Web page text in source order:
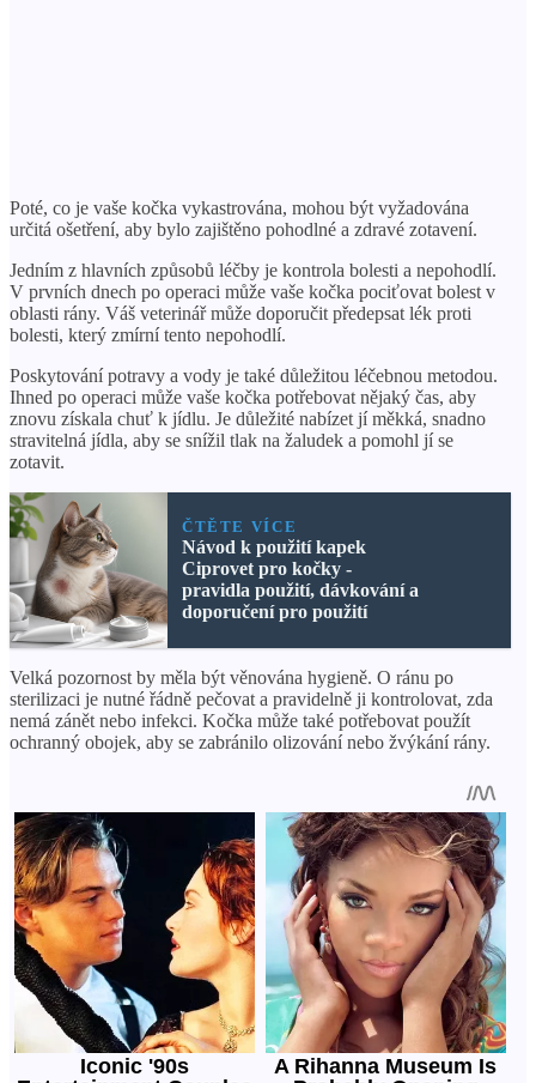
Poté, co je vaše kočka vykastrována, mohou být vyžadována
určitá ošetření, aby bylo zajištěno pohodlné a zdravé zotavení.
Jedním z hlavních způsobů léčby je kontrola bolesti a nepohodlí.
V prvních dnech po operaci může vaše kočka pociťovat bolest v
oblasti rány. Váš veterinář může doporučit předepsat lék proti
bolesti, který zmírní tento nepohodlí.
Poskytování potravy a vody je také důležitou léčebnou metodou.
Ihned po operaci může vaše kočka potřebovat nějaký čas, aby
znovu získala chuť k jídlu. Je důležité nabízet jí měkká, snadno
stravitelná jídla, aby se snížil tlak na žaludek a pomohl jí se
zotavit.
ČTĚTE VÍCE
Návod k použití kapek
Ciprovet pro kočky -
pravidla použití, dávkování a
doporučení pro použití
Velká pozornost by měla být věnována hygieně. O ránu po
sterilizaci je nutné řádně pečovat a pravidelně ji kontrolovat, zda
nemá zánět nebo infekci. Kočka může také potřebovat použít
ochranný obojek, aby se zabránilo olizování nebo žvýkání rány.